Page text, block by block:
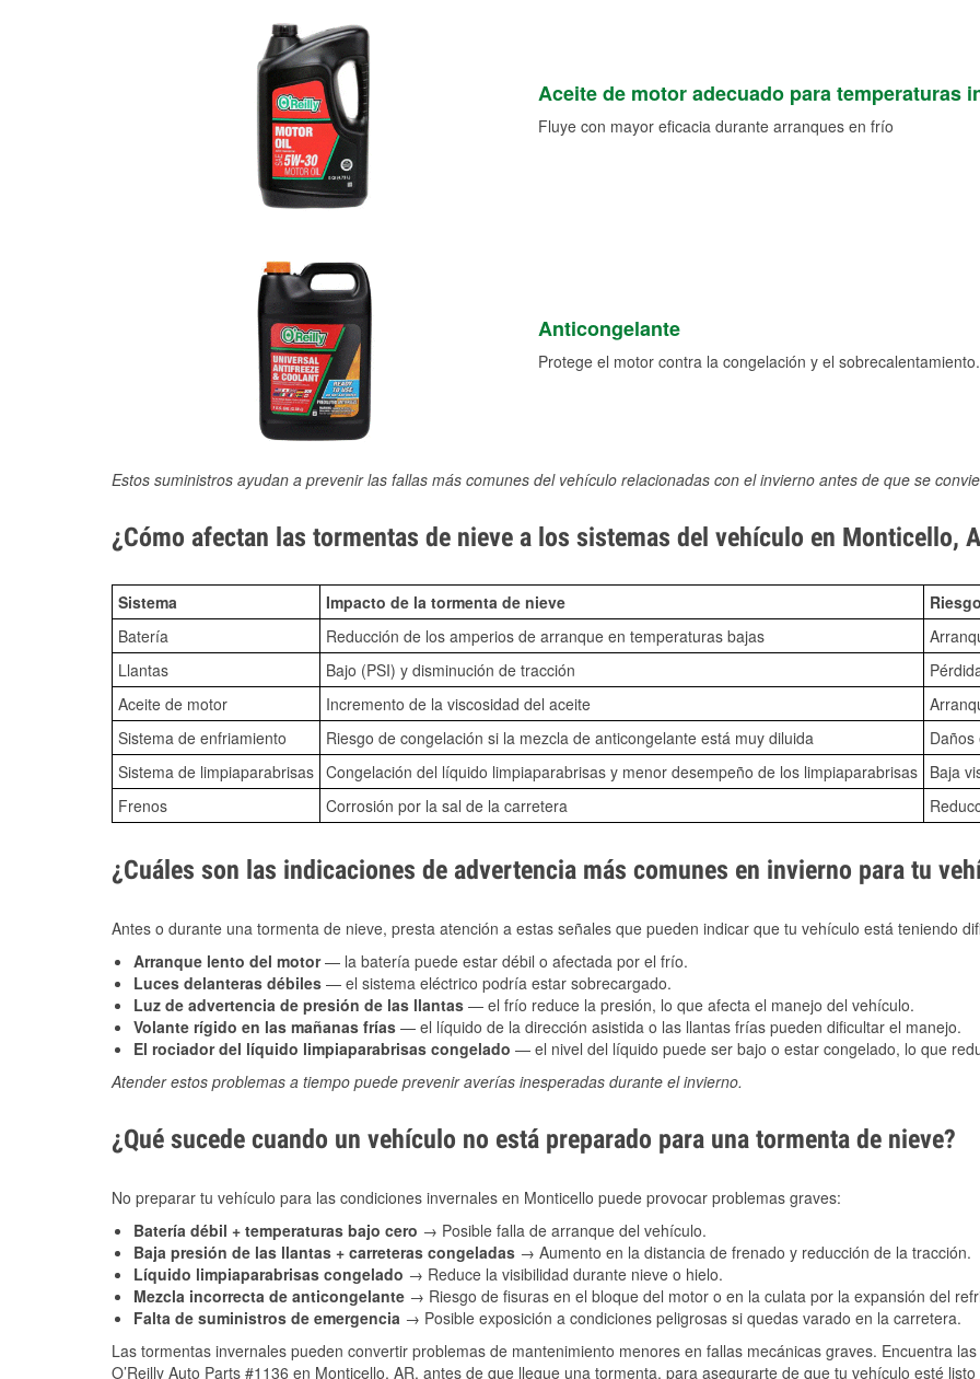
Aceite de motor adecuado para temperaturas
Fluye con mayor eficacia durante arranques en frío
Anticongelante
Protege el motor contra la congelación y el sobrecalentamiento.
Estos suministros ayudan a prevenir las fallas más comunes del vehículo relacionadas con el invierno antes de que se
¿Cómo afectan las tormentas de nieve a los sistemas del vehículo en Monticello,
Sistema Impacto de la tormenta de nieve
Batería
Reducción de los amperios de arranque en temperaturas bajas
Llantas
Bajo (PSI) y disminución de tracción
Aceite de motor
Incremento de la viscosidad del aceite
Sistema de enfriamiento
Riesgo de congelación si la mezcla de anticongelante está muy diluida
Sistema de limpiaparabrisas Congelación del líquido limpiaparabrisas y menor desempeño de los limpiaparabrisas Baja
Frenos
Corrosión por la sal de la carretera
¿Cuáles son las indicaciones de advertencia más comunes en invierno para tu
Antes o durante una tormenta de nieve, presta atención a estas señales que pueden indicar que tu vehículo está teniendo
Arranque lento del motor— la batería puede estar débil o afectada por el frío.
Luces delanteras débiles — el sistema eléctrico podría estar sobrecargado.
Luz de advertencia de presión de las llantas — el frío reduce la presión, lo que afecta el manejo del vehículo.
Volante rígido en las mañanas frías — el líquido de la dirección asistida o las llantas frías pueden dificultar el manejo.
El rociador del líquido limpiaparabrisas congelado — el nivel del líquido puede ser bajo o estar congelado, lo que
Atender estos problemas a tiempo puede prevenir averías inesperadas durante el invierno.
¿Qué sucede cuando un vehículo no está preparado para una tormenta de nieve?
No preparar tu vehículo para las condiciones invernales en Monticello puede provocar problemas graves:
Batería débil + temperaturas bajo cero → Posible falla de arranque del vehículo.
Baja presión de las llantas + carreteras congeladas → Aumento en la distancia de frenado y reducción de la tracción.
Líquido limpiaparabrisas congelado → Reduce la visibilidad durante nieve o hielo.
Mezcla incorrecta de anticongelante → Riesgo de fisuras en el bloque del motor o en la culata por la expansión del
Falta de suministros de emergencia → Posible exposición a condiciones peligrosas si quedas varado en la carretera.
Las tormentas invernales pueden convertir problemas de mantenimiento menores en fallas mecánicas graves. Encuentra
O’Reilly Auto Parts #1136 en Monticello, AR, antes de que llegue una tormenta, para asegurarte de que tu vehículo esté